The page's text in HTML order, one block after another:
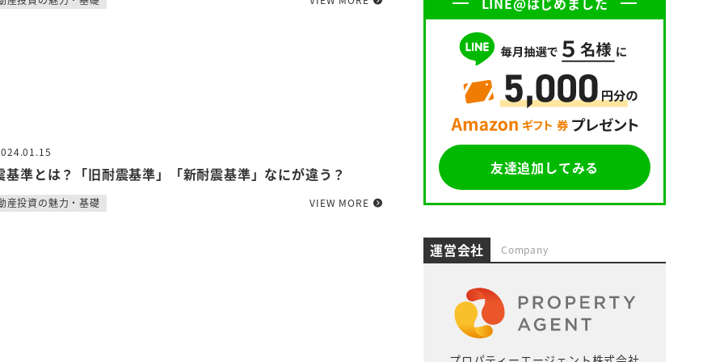
基準とは？「旧耐震基準」「新耐震基準」なにが違う？
産投資の魅力・基礎 VIEW MORE
友達追加してみる
運営会社 Company